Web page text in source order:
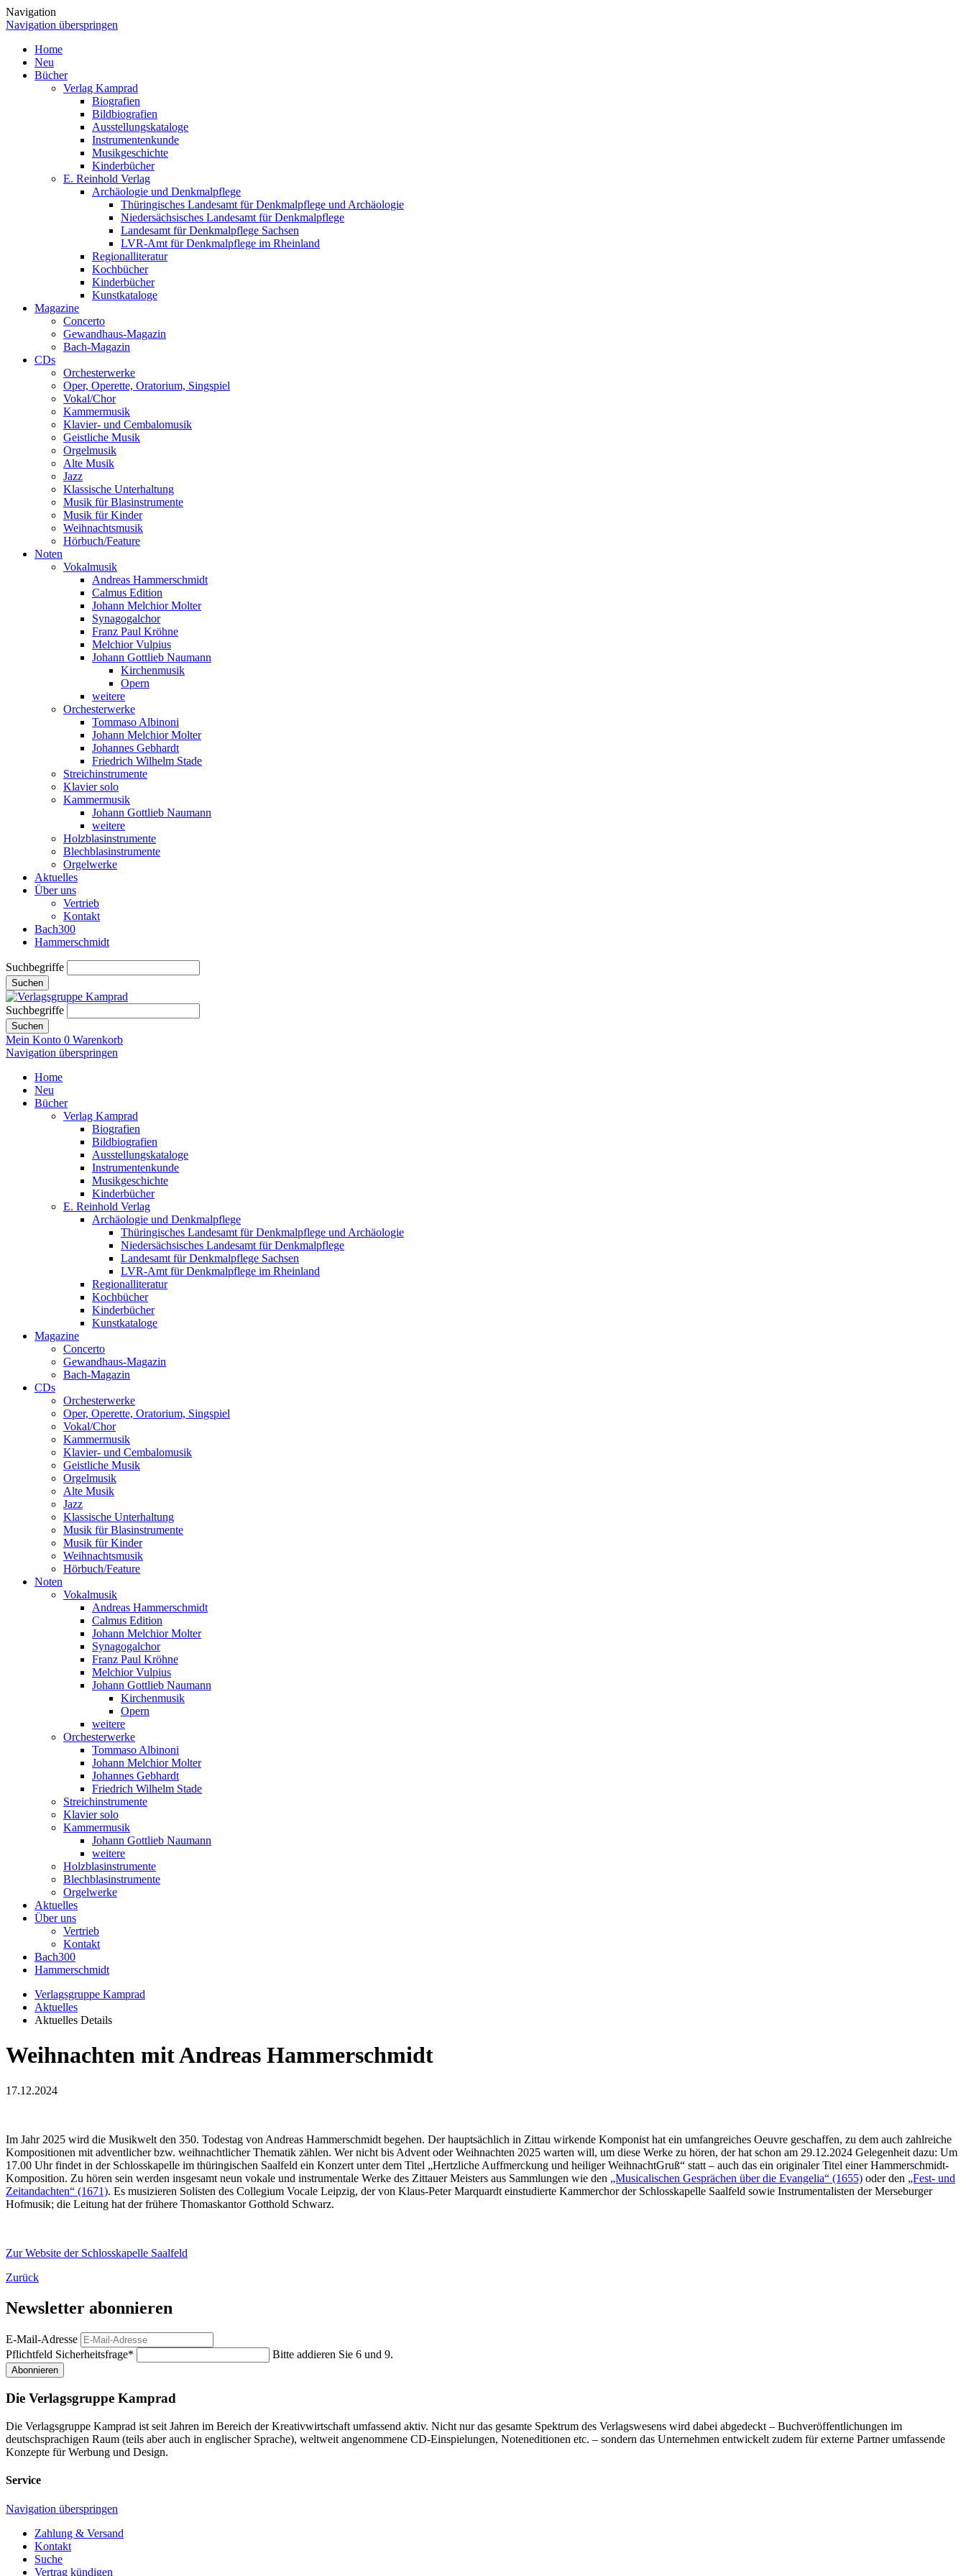
Navigation
Navigation überspringen
Home
Neu
Bücher
Verlag Kamprad
Biografien
Bildbiografien
Ausstellungskataloge
Instrumentenkunde
Musikgeschichte
Kinderbücher
E. Reinhold Verlag
Archäologie und Denkmalpflege
Thüringisches Landesamt für Denkmalpflege und Archäologie
Niedersächsisches Landesamt für Denkmalpflege
Landesamt für Denkmalpflege Sachsen
LVR-Amt für Denkmalpflege im Rheinland
Regionalliteratur
Kochbücher
Kinderbücher
Kunstkataloge
Magazine
Concerto
Gewandhaus-Magazin
Bach-Magazin
CDs
Orchesterwerke
Oper, Operette, Oratorium, Singspiel
Vokal/Chor
Kammermusik
Klavier- und Cembalomusik
Geistliche Musik
Orgelmusik
Alte Musik
Jazz
Klassische Unterhaltung
Musik für Blasinstrumente
Musik für Kinder
Weihnachtsmusik
Hörbuch/Feature
Noten
Vokalmusik
Andreas Hammerschmidt
Calmus Edition
Johann Melchior Molter
Synagogalchor
Franz Paul Kröhne
Melchior Vulpius
Johann Gottlieb Naumann
Kirchenmusik
Opern
weitere
Orchesterwerke
Tommaso Albinoni
Johann Melchior Molter
Johannes Gebhardt
Friedrich Wilhelm Stade
Streichinstrumente
Klavier solo
Kammermusik
Johann Gottlieb Naumann
weitere
Holzblasinstrumente
Blechblasinstrumente
Orgelwerke
Aktuelles
Über uns
Vertrieb
Kontakt
Bach300
Hammerschmidt
Suchbegriffe
Suchen
Suchbegriffe
Suchen
Mein Konto 0 Warenkorb
Navigation überspringen
Home
Neu
Bücher
Verlag Kamprad
Biografien
Bildbiografien
Ausstellungskataloge
Instrumentenkunde
Musikgeschichte
Kinderbücher
E. Reinhold Verlag
Archäologie und Denkmalpflege
Thüringisches Landesamt für Denkmalpflege und Archäologie
Niedersächsisches Landesamt für Denkmalpflege
Landesamt für Denkmalpflege Sachsen
LVR-Amt für Denkmalpflege im Rheinland
Regionalliteratur
Kochbücher
Kinderbücher
Kunstkataloge
Magazine
Concerto
Gewandhaus-Magazin
Bach-Magazin
CDs
Orchesterwerke
Oper, Operette, Oratorium, Singspiel
Vokal/Chor
Kammermusik
Klavier- und Cembalomusik
Geistliche Musik
Orgelmusik
Alte Musik
Jazz
Klassische Unterhaltung
Musik für Blasinstrumente
Musik für Kinder
Weihnachtsmusik
Hörbuch/Feature
Noten
Vokalmusik
Andreas Hammerschmidt
Calmus Edition
Johann Melchior Molter
Synagogalchor
Franz Paul Kröhne
Melchior Vulpius
Johann Gottlieb Naumann
Kirchenmusik
Opern
weitere
Orchesterwerke
Tommaso Albinoni
Johann Melchior Molter
Johannes Gebhardt
Friedrich Wilhelm Stade
Streichinstrumente
Klavier solo
Kammermusik
Johann Gottlieb Naumann
weitere
Holzblasinstrumente
Blechblasinstrumente
Orgelwerke
Aktuelles
Über uns
Vertrieb
Kontakt
Bach300
Hammerschmidt
Verlagsgruppe Kamprad
Aktuelles
Aktuelles Details
Weihnachten mit Andreas Hammerschmidt
17.12.2024
Im Jahr 2025 wird die Musikwelt den 350. Todestag von Andreas Hammerschmidt begehen. Der hauptsächlich in Zittau wirkende Komponist hat ein umfangreiches Oeuvre geschaffen, zu dem auch zahlreiche
Kompositionen mit adventlicher bzw. weihnachtlicher Thematik zählen. Wer nicht bis Advent oder Weihnachten 2025 warten will, um diese Werke zu hören, der hat schon am 29.12.2024 Gelegenheit dazu: Um
17.00 Uhr findet in der Schlosskapelle im thüringischen Saalfeld ein Konzert unter dem Titel „Hertzliche Auffmerckung und heiliger WeihnachtGruß“ statt – auch das ein originaler Titel einer Hammerschmidt-
Komposition. Zu hören sein werden insgesamt neun vokale und instrumentale Werke des Zittauer Meisters aus Sammlungen wie den „Musicalischen Gesprächen über die Evangelia“ (1655) oder den „Fest- und
Zeitandachten“ (1671). Es musizieren Solisten des Collegium Vocale Leipzig, der von Klaus-Peter Marquardt einstudierte Kammerchor der Schlosskapelle Saalfeld sowie Instrumentalisten der Merseburger
Hofmusik; die Leitung hat der frühere Thomaskantor Gotthold Schwarz.
Zur Website der Schlosskapelle Saalfeld
Zurück
Newsletter abonnieren
E-Mail-Adresse
Pflichtfeld Sicherheitsfrage* Bitte addieren Sie 6 und 9.
Abonnieren
Die Verlagsgruppe Kamprad
Die Verlagsgruppe Kamprad ist seit Jahren im Bereich der Kreativwirtschaft umfassend aktiv. Nicht nur das gesamte Spektrum des Verlagswesens wird dabei abgedeckt – Buchveröffentlichungen im
deutschsprachigen Raum (teils aber auch in englischer Sprache), weltweit angenommene CD-Einspielungen, Noteneditionen etc. – sondern das Unternehmen entwickelt zudem für externe Partner umfassende
Konzepte für Werbung und Design.
Service
Navigation überspringen
Zahlung & Versand
Kontakt
Suche
Vertrag kündigen